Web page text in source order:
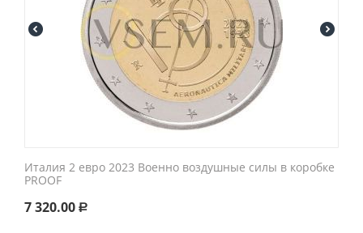
Италия 2 евро 2023 Военно воздушные силы в коробке
PROOF
7 320.00 Р